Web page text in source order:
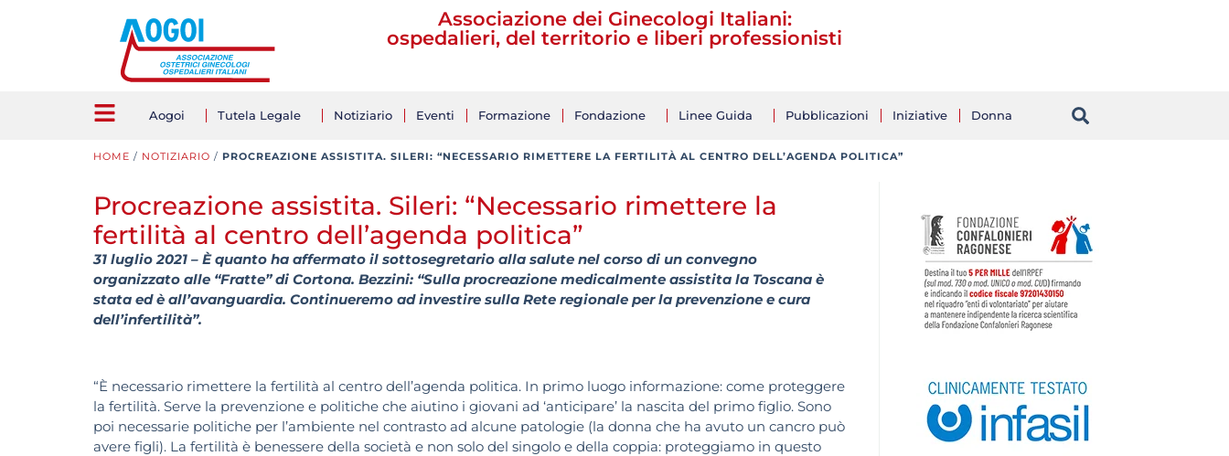
Associazione dei Ginecologi Italiani:
ospedalieri, del territorio e liberi professionisti
Aogoi Tutela Legale Notiziario Eventi Formazione Fondazione Linee Guida Pubblicazioni Iniziative Donna
HOME / NOTIZIARIO / PROCREAZIONE ASSISTITA. SILERI: “NECESSARIO RIMETTERE LA FERTILITÀ AL CENTRO DELL’AGENDA POLITICA”
Procreazione assistita. Sileri: “Necessario rimettere la
fertilità al centro dell’agenda politica”
31 luglio 2021 – È quanto ha affermato il sottosegretario alla salute nel corso di un convegno
organizzato alle “Fratte” di Cortona. Bezzini: “Sulla procreazione medicalmente assistita la Toscana è
stata ed è all’avanguardia. Continueremo ad investire sulla Rete regionale per la prevenzione e cura
dell’infertilità”.
“È necessario rimettere la fertilità al centro dell’agenda politica. In primo luogo informazione: come proteggere
la fertilità. Serve la prevenzione e politiche che aiutino i giovani ad ‘anticipare’ la nascita del primo figlio. Sono
poi necessarie politiche per l’ambiente nel contrasto ad alcune patologie (la donna che ha avuto un cancro può
avere figli). La fertilità è benessere della società e non solo del singolo e della coppia: proteggiamo in questo